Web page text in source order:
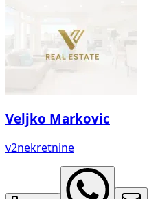
Veljko Markovic
v2nekretnine